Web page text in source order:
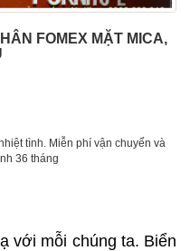
FOMEX MẶT MICA,
tình. Miễn phí vận chuyển và
36 tháng
với mỗi chúng ta. Biển